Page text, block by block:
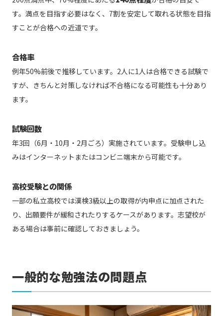
す。満点を目指す必要はなく、7割を安定して取れる状態を目指
すことが合格への近道です。
合格率
例年50%前後で推移しています。2人に1人は合格できる試験で
すが、きちんと対策しなければ不合格になる可能性も十分あり
ます。
試験回数
年3回（6月・10月・2月ごろ）実施されています。受験申し込
みはインターネットまたはコンビニ端末から可能です。
高校受験との関係
一部の私立高校では漢検3級以上の取得が内申点に加点された
り、出願要件が緩和されたりするケースがあります。志望校が
ある場合は事前に確認しておきましょう。
一般的な勉強法の問題点